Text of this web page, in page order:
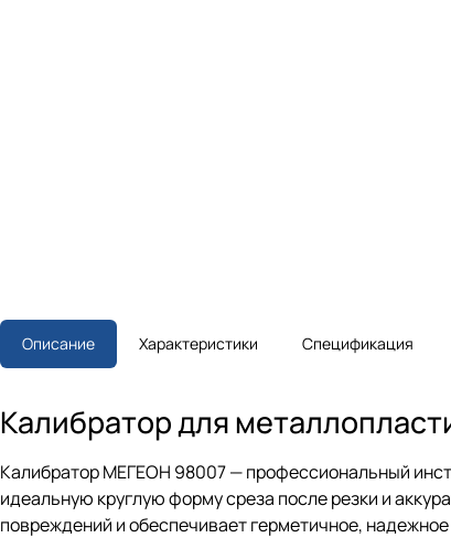
Описание Характеристики Спецификация
Калибратор для
Калибратор МЕГЕОН 98007 — профессиональный
идеальную круглую форму среза после резки и
повреждений и обеспечивает герметичное,